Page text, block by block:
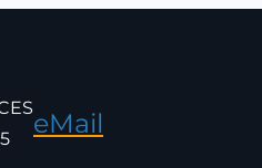
eMail